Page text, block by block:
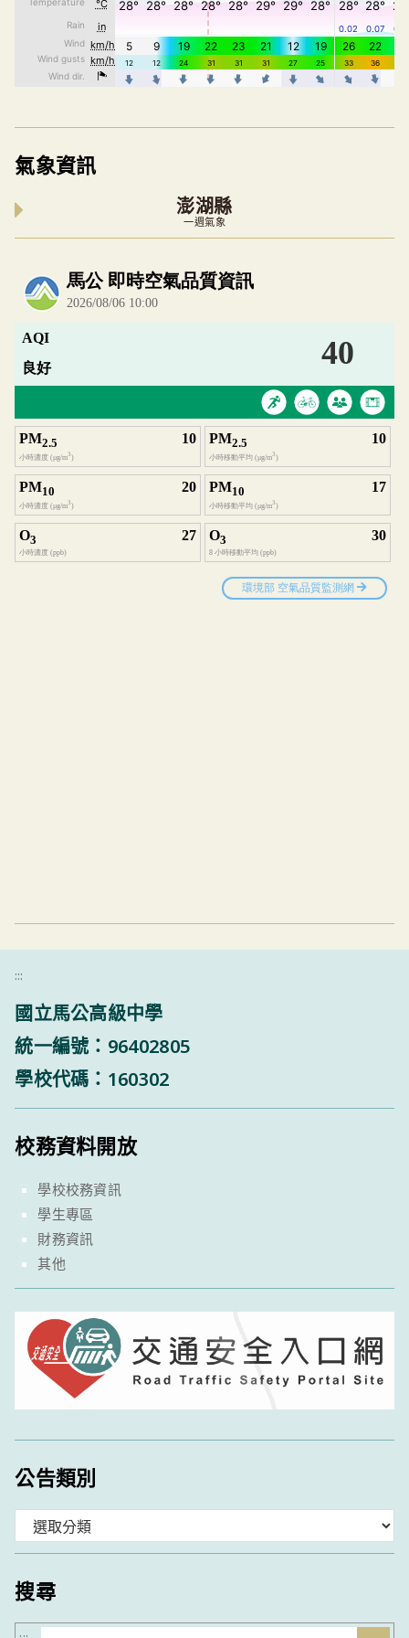
氣象資訊
澎湖縣
一週氣象
內嵌空氣品質小工具為視覺預覽，完整即時空
:::
國立馬公高級中學
統一編號：96402805
學校代碼：160302
校務資料開放
學校校務資訊
學生專區
財務資訊
其他
公告類別
類
搜尋